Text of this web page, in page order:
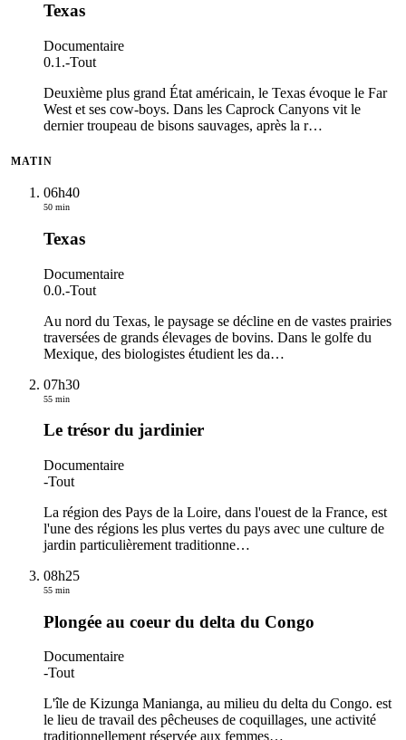
Texas
Documentaire
0.1.-Tout
Deuxième plus grand État américain, le Texas évoque le Far
West et ses cow-boys. Dans les Caprock Canyons vit le
dernier troupeau de bisons sauvages, après la r…
MATIN
06h40
50 min
Texas
Documentaire
0.0.-Tout
Au nord du Texas, le paysage se décline en de vastes prairies
traversées de grands élevages de bovins. Dans le golfe du
Mexique, des biologistes étudient les da…
07h30
55 min
Le trésor du jardinier
Documentaire
-Tout
La région des Pays de la Loire, dans l'ouest de la France, est
l'une des régions les plus vertes du pays avec une culture de
jardin particulièrement traditionne…
08h25
55 min
Plongée au coeur du delta du Congo
Documentaire
-Tout
L'île de Kizunga Manianga, au milieu du delta du Congo. est
le lieu de travail des pêcheuses de coquillages, une activité
traditionnellement réservée aux femmes…